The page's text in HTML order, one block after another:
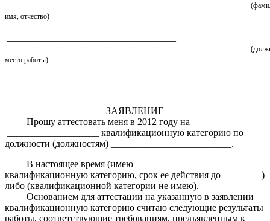
имя, отчество)
место работы)
ЗАЯВЛЕНИЕ
Прошу аттестовать меня в 2012 году на
___________________ квалификационную категорию по
должности (должностям) _________________________.
В настоящее время (имею _____________
квалификационную категорию, срок ее действия до ________)
либо (квалификационной категории не имею).
Основанием для аттестации на указанную в заявлении
квалификационную категорию считаю следующие результаты
работы, соответствующие требованиям, предъявленным к